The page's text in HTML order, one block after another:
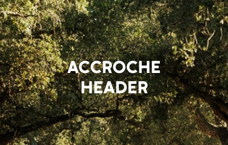
ACCROCHE
HEADER